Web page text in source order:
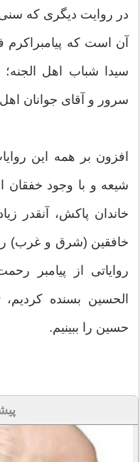
در روایت دیگری که
آن است که
سیدا شباب اهل
سرور و آقای جوانان
افزون بر همه این
شیعه و با وجود
خاندان پاکش، آنقدر
خافقین (شرق و غرب) را
روایاتی از پیامبر
الحسین بسنده
حسین را ببینیم.